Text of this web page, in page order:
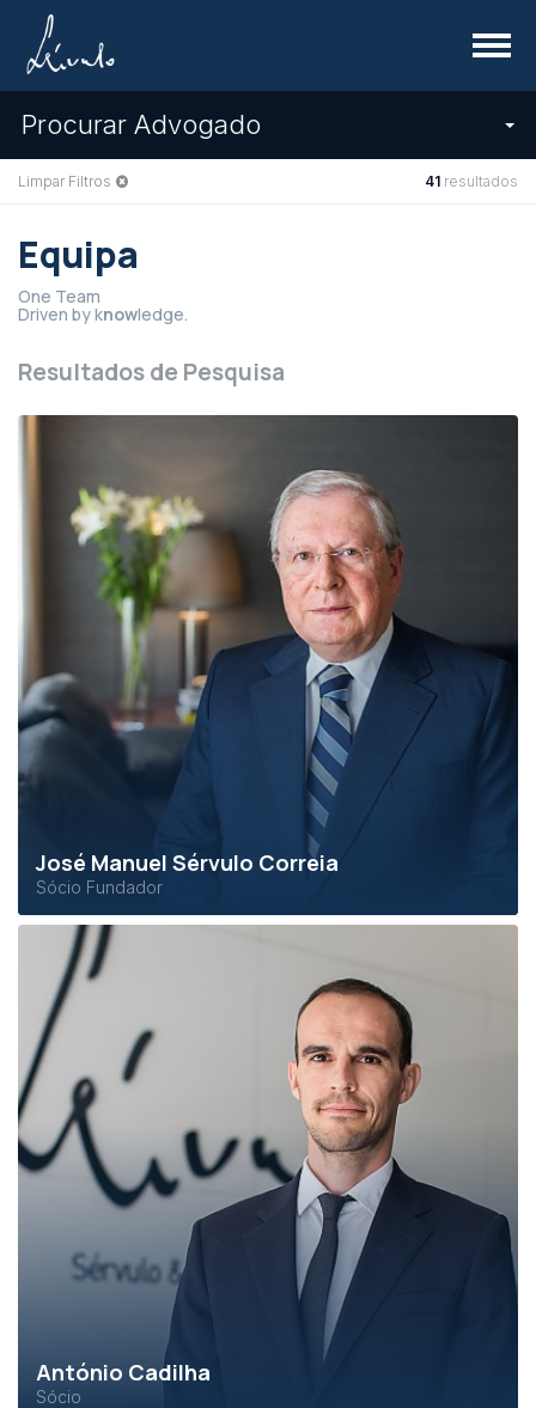
Menu
Procurar Advogado
Limpar Filtros 41 resultados
Equipa
One Team
Driven by knowledge.
Resultados de Pesquisa
José Manuel Sérvulo Correia
Sócio Fundador
António Cadilha
Sócio